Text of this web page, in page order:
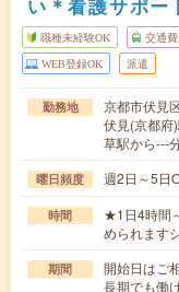
い＊看護サポー
職種未経験OK 交通
WEB登録OK 派遣
勤務地
京都市伏見
伏見(京都府
草駅から---
曜日頻度 週2日～5
時間
★1日4時間
められます
期間
開始日はご
長期でも働